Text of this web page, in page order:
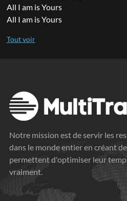
All I am is Yours
All I am is Yours
Notre mission est de servir les
dans le monde entier en créant
permettent d'optimiser leur
vraiment.